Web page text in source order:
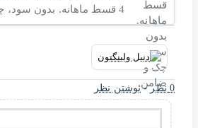
4 قسط ماهانه. بدون سود، چک و ضامن.
0 نظر - نوشتن نظر